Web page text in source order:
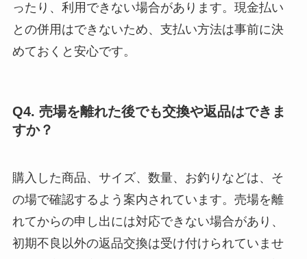
ったり、利用できない場合があります。現金払い
との併用はできないため、支払い方法は事前に決
めておくと安心です。
Q4. 売場を離れた後でも交換や返品はできま
すか？
購入した商品、サイズ、数量、お釣りなどは、そ
の場で確認するよう案内されています。売場を離
れてからの申し出には対応できない場合があり、
初期不良以外の返品交換は受け付けられていませ